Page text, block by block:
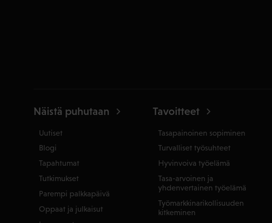
Näistä puhutaan
Uutiset
Blogi
Tapahtumat
Tutkimukset
Parempi palkkapäivä
Oppaat ja julkaisut
Tavoitteet
Tasapainoinen sopiminen
Turvalliset työsuhteet
Hyvinvoiva työelämä
Tasa-arvoinen ja
yhdenvertainen työelämä
Työmarkkinarikollisuuden
kitkeminen